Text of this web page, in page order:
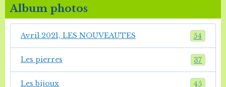
Album photos
Avril 2021, LES NOUVEAUTES 54
Les pierres 37
Les bijoux 45